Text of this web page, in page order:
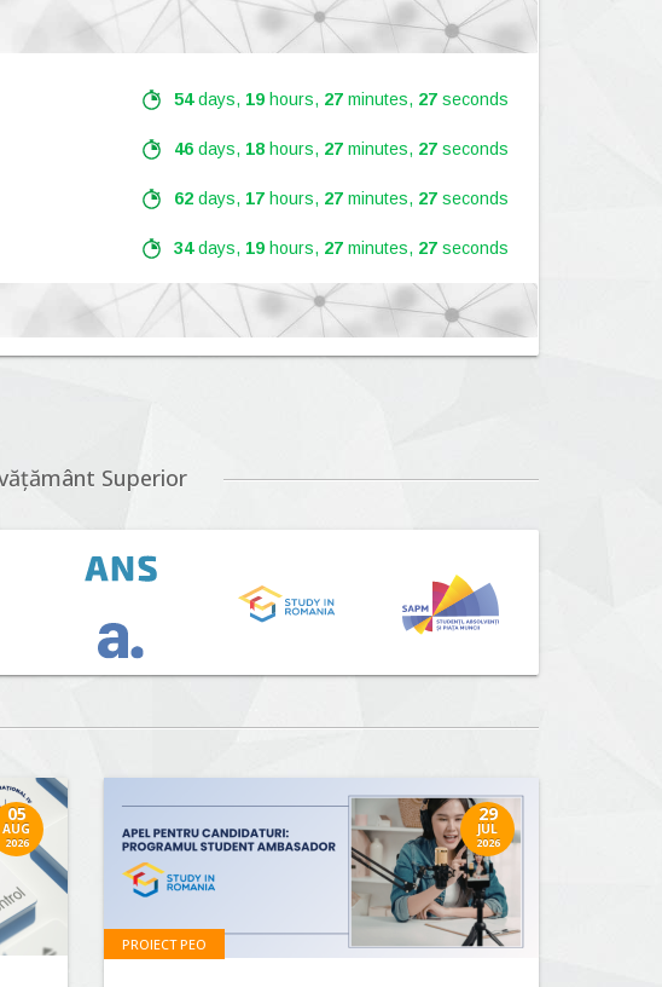
54days, 19hours, 27minutes, 25seconds
46days, 18hours, 27minutes, 25seconds
62days, 17hours, 27minutes, 25seconds
34days, 19hours, 27minutes, 25seconds
Superior
05
AUG
2026
29
JUL
2026
PROIECT PEO